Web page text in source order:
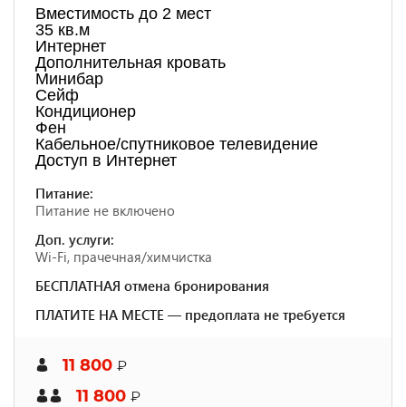
Вместимость до 2 мест
35 кв.м
Интернет
Дополнительная кровать
Минибар
Сейф
Кондиционер
Фен
Кабельное/спутниковое телевидение
Доступ в Интернет
Питание:
Питание не включено
Доп. услуги:
Wi-Fi, прачечная/химчистка
БЕСПЛАТНАЯ отмена бронирования
ПЛАТИТЕ НА МЕСТЕ — предоплата не требуется
11 800 ₽
11 800 ₽